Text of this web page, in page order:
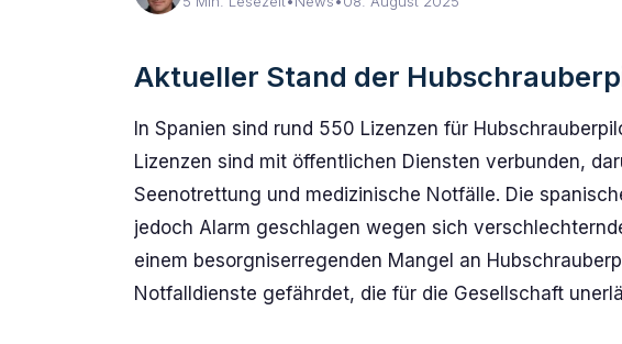
Aktueller Stand der
In Spanien sind rund 550 Lizenzen für
Lizenzen sind mit öffentlichen Diensten verbunden,
Seenotrettung und medizinische Notfälle. Die
jedoch Alarm geschlagen wegen sich
einem besorgniserregenden Mangel an
Notfalldienste gefährdet, die für die Gesellschaft